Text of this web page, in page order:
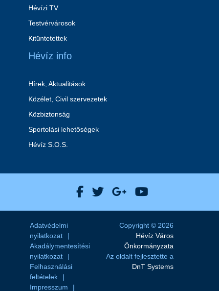
Hévízi TV
Testvérvárosok
Kitüntetettek
Hévíz info
Hírek, Aktualitások
Közélet, Civil szervezetek
Közbiztonság
Sportolási lehetőségek
Hévíz S.O.S.
Hévíz Város Facebook
Hévíz Város X
Hévíz Város
Hévíz Város
Adatvédelmi
nyilatkozat
Akadálymentesítési
nyilatkozat
Felhasználási
feltételek
Impresszum
Copyright © 2026
Hévíz Város
Önkormányzata
Az oldalt fejlesztette a
DnT Systems